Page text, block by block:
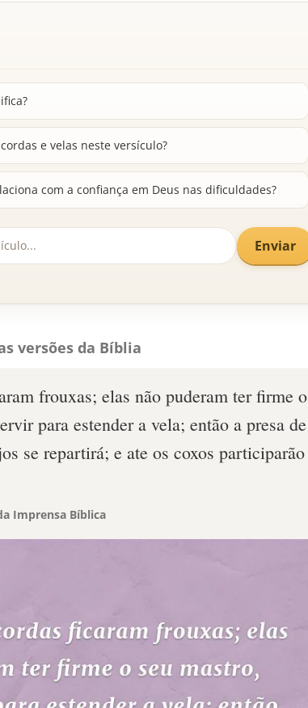
e velas neste versículo?
com a confiança em Deus nas dificuldades?
Enviar
versões da Bíblia
frouxas; elas não puderam ter firme o
para estender a vela; então a presa de
se repartirá; e ate os coxos participarão
Imprensa Bíblica